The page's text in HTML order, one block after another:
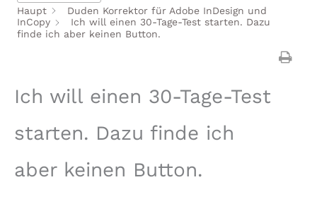
Haupt
Duden Korrektor für Adobe InDesign und
InCopy
Ich will einen 30-Tage-Test starten. Dazu
finde ich aber keinen Button.
Ich will einen 30-Tage-Test
starten. Dazu finde ich
aber keinen Button.